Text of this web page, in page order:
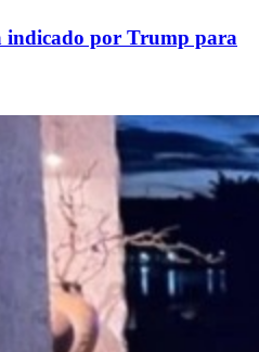
indicado por Trump para